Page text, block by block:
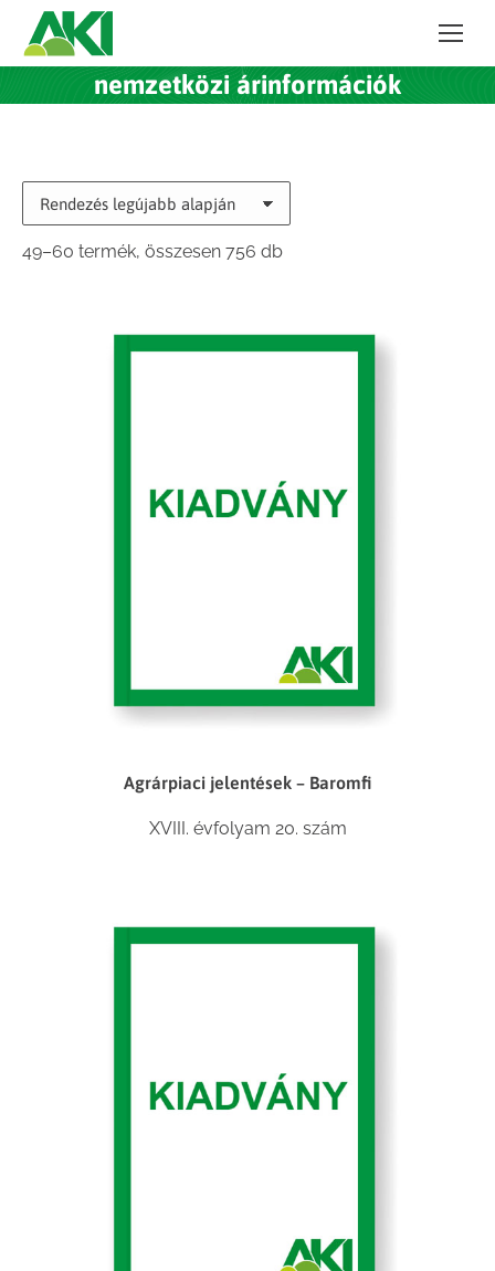
nemzetközi árinformációk
49–60 termék, összesen 756 dbSorted
Agrárpiaci jelentések – Baromfi
XVIII. évfolyam 20. szám